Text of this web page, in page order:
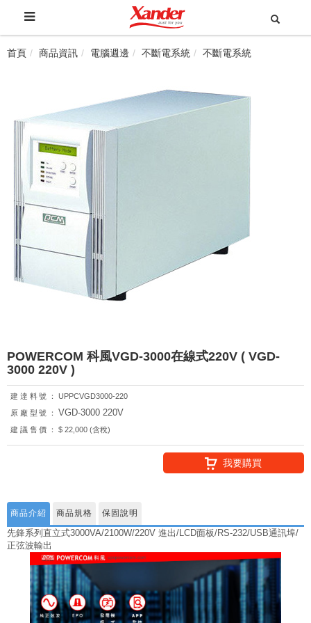
首頁 商品資訊 電腦週邊 不斷電系統 不斷電系統
POWERCOM 科風VGD-3000在線式220V ( VGD-
3000 220V )
建達料號：
UPPCVGD3000-220
原廠型號：
VGD-3000 220V
建議售價： $ 22,000 (含稅)
我要購買
商品介紹 商品規格 保固說明
先鋒系列直立式3000VA/2100W/220V 進出/LCD面板/RS-232/USB通訊埠/
正弦波輸出